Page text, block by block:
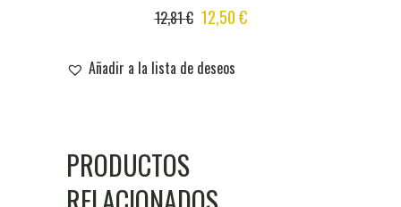
12,81€ ORIGINAL
WAS:
12,81 €.
12,50€CURRENT
Añadir a la lista de deseos
PRODUCTOS